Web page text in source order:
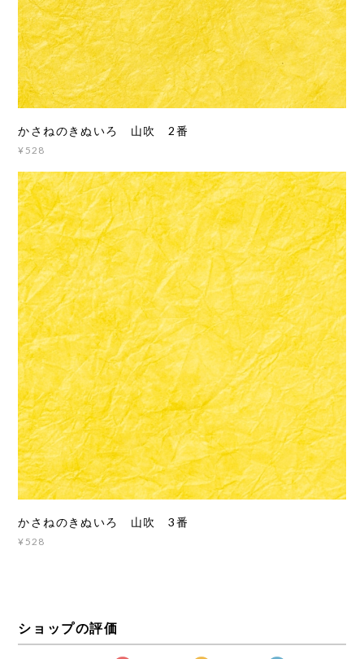
かさねのきぬいろ 山吹 2番
¥528
かさねのきぬいろ 山吹 3番
¥528
ショップの評価